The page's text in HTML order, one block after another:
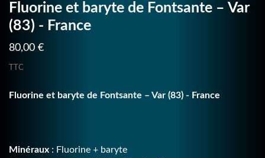
Fluorine et baryte de Fontsante – Var
(83) - France
80,00 €
TTC
Fluorine et baryte de Fontsante – Var (83) - France
Minéraux : Fluorine + baryte